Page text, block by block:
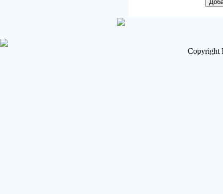
Copyright